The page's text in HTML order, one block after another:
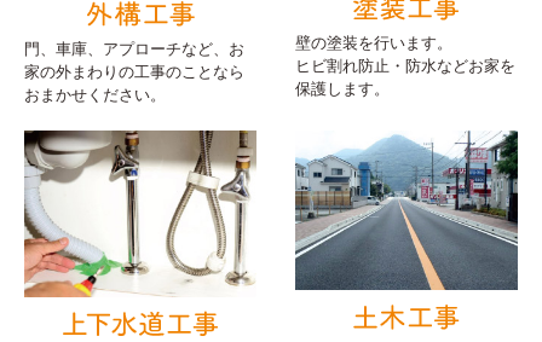
門、車庫、アプローチなど、お
家の外まわりの工事のことなら
おまかせください。
壁の塗装を行います。
ヒビ割れ防止・防水などお家を
保護します。